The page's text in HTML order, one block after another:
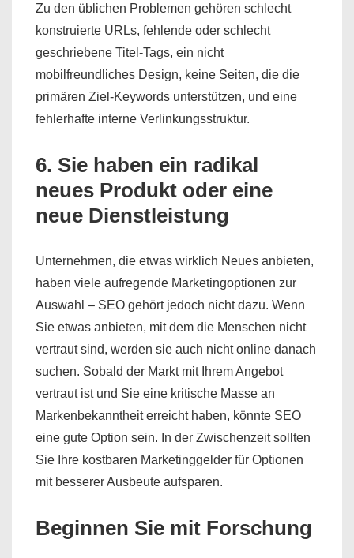
Zu den üblichen Problemen gehören schlecht
konstruierte URLs, fehlende oder schlecht
geschriebene Titel-Tags, ein nicht
mobilfreundliches Design, keine Seiten, die die
primären Ziel-Keywords unterstützen, und eine
fehlerhafte interne Verlinkungsstruktur.
6. Sie haben ein radikal
neues Produkt oder eine
neue Dienstleistung
Unternehmen, die etwas wirklich Neues anbieten,
haben viele aufregende Marketingoptionen zur
Auswahl – SEO gehört jedoch nicht dazu. Wenn
Sie etwas anbieten, mit dem die Menschen nicht
vertraut sind, werden sie auch nicht online danach
suchen. Sobald der Markt mit Ihrem Angebot
vertraut ist und Sie eine kritische Masse an
Markenbekanntheit erreicht haben, könnte SEO
eine gute Option sein. In der Zwischenzeit sollten
Sie Ihre kostbaren Marketinggelder für Optionen
mit besserer Ausbeute aufsparen.
Beginnen Sie mit Forschung